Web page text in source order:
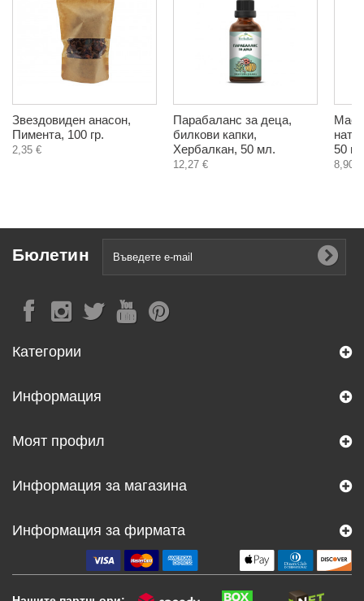
Звездовиден анасон,
Пимента, 100 гр.
2,35 €
Парабаланс за деца,
билкови капки,
Хербалкан, 50 мл.
12,27 €
50
8,90 €
Бюлетин
Категории
Информация
Моят профил
Информация за магазина
Информация за фирмата